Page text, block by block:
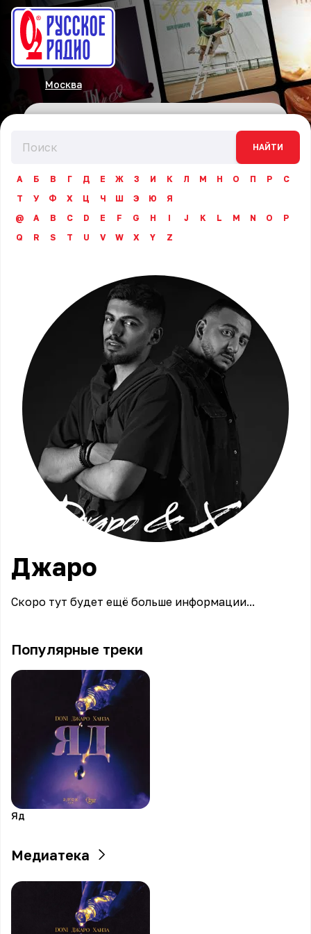
Москва
НАЙТИ
А Б В Г Д Е Ж З И К Л М Н О П Р
С
Т
У Ф Х Ц Ч Ш Э Ю
Я
@
A B C D E F G H I J K L M N O
P
Q
R S T U V W X Y Z
Джаро
Скоро тут будет ещё больше информации...
Популярные треки
Яд
Медиатека